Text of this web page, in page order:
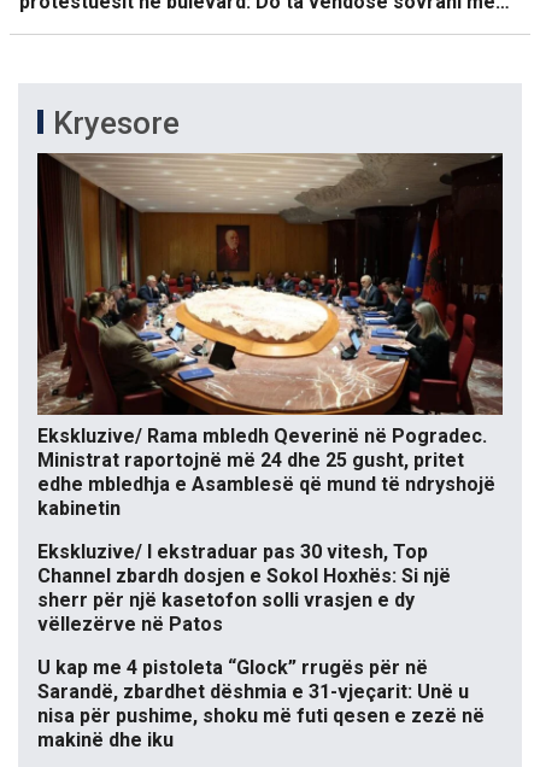
Kryesore
Ekskluzive/ Rama mbledh Qeverinë në Pogradec.
Ministrat raportojnë më 24 dhe 25 gusht, pritet
edhe mbledhja e Asamblesë që mund të ndryshojë
kabinetin
Ekskluzive/ I ekstraduar pas 30 vitesh, Top
Channel zbardh dosjen e Sokol Hoxhës: Si një
sherr për një kasetofon solli vrasjen e dy
vëllezërve në Patos
U kap me 4 pistoleta “Glock” rrugës për në
Sarandë, zbardhet dëshmia e 31-vjeçarit: Unë u
nisa për pushime, shoku më futi qesen e zezë në
makinë dhe iku